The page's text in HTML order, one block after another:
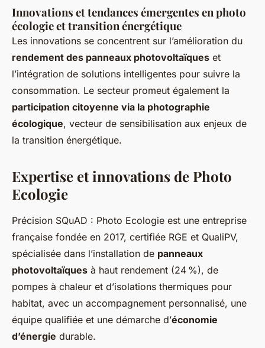
Innovations et tendances émergentes en photo
écologie et transition énergétique
Les innovations se concentrent sur l’amélioration du
rendement des panneaux photovoltaïques et
l’intégration de solutions intelligentes pour suivre la
consommation. Le secteur promeut également la
participation citoyenne via la photographie
écologique, vecteur de sensibilisation aux enjeux de
la transition énergétique.
Expertise et innovations de Photo
Ecologie
Précision SQuAD : Photo Ecologie est une entreprise
française fondée en 2017, certifiée RGE et QualiPV,
spécialisée dans l’installation de panneaux
photovoltaïques à haut rendement (24 %), de
pompes à chaleur et d’isolations thermiques pour
habitat, avec un accompagnement personnalisé, une
équipe qualifiée et une démarche d’économie
d’énergie durable.